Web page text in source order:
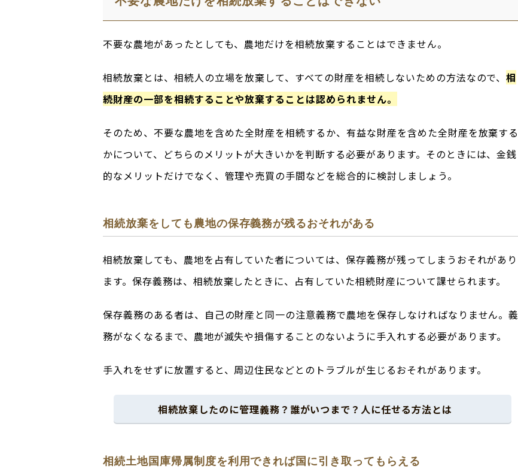
不要な農地があったとしても、農地だけを相続放棄することはできません。
相続放棄とは、相続人の立場を放棄して、すべての財産を相続しないための方法なので、相
続財産の一部を相続することや放棄することは認められません。
そのため、不要な農地を含めた全財産を相続するか、有益な財産を含めた全財産を放棄する
かについて、どちらのメリットが大きいかを判断する必要があります。そのときには、金銭
的なメリットだけでなく、管理や売買の手間などを総合的に検討しましょう。
相続放棄をしても農地の保存義務が残るおそれがある
相続放棄しても、農地を占有していた者については、保存義務が残ってしまうおそれがあり
ます。保存義務は、相続放棄したときに、占有していた相続財産について課せられます。
保存義務のある者は、自己の財産と同一の注意義務で農地を保存しなければなりません。義
務がなくなるまで、農地が滅失や損傷することのないように手入れする必要があります。
手入れをせずに放置すると、周辺住民などとのトラブルが生じるおそれがあります。
相続放棄したのに管理義務？誰がいつまで？人に任せる方法とは
相続土地国庫帰属制度を利用できれば国に引き取ってもらえる